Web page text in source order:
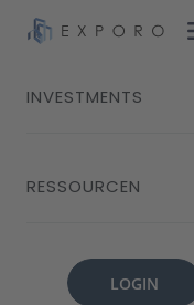
INVESTMENTS
RESSOURCEN
LOGIN